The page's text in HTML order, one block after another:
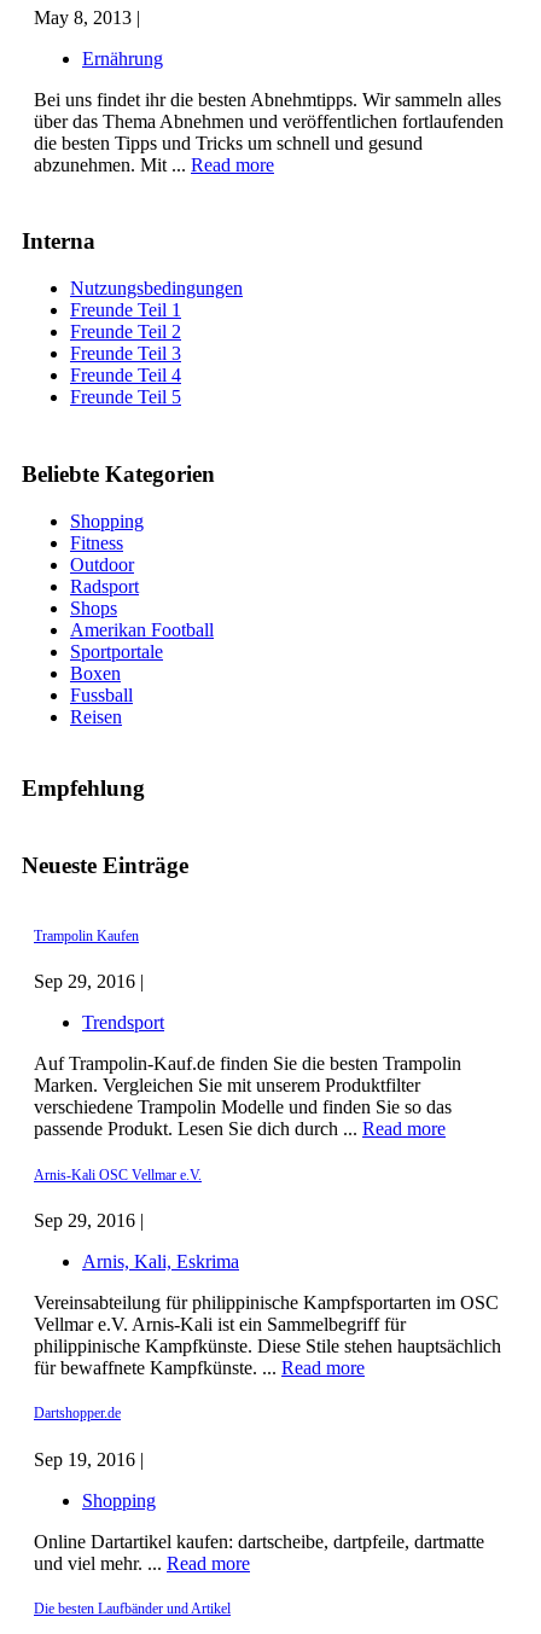
Beliebte Kategorien
Shopping
Fitness
Outdoor
Radsport
Shops
Amerikan Football
Sportportale
Boxen
Fussball
Reisen
Empfehlung
Neueste Einträge
Trampolin Kaufen
Sep 29, 2016 |
Trendsport
Auf Trampolin-Kauf.de finden Sie die besten Trampolin
Marken. Vergleichen Sie mit unserem Produktfilter
verschiedene Trampolin Modelle und finden Sie so das
passende Produkt. Lesen Sie dich durch ... Read more
Arnis-Kali OSC Vellmar e.V.
Sep 29, 2016 |
Arnis, Kali, Eskrima
Vereinsabteilung für philippinische Kampfsportarten im OSC
Vellmar e.V. Arnis-Kali ist ein Sammelbegriff für
philippinische Kampfkünste. Diese Stile stehen hauptsächlich
für bewaffnete Kampfkünste. ... Read more
Dartshopper.de
Sep 19, 2016 |
Shopping
Online Dartartikel kaufen: dartscheibe, dartpfeile, dartmatte
und viel mehr. ... Read more
Die besten Laufbänder und Artikel
May 8, 2013 |
Ernährung
Bei uns findet ihr die besten Abnehmtipps. Wir sammeln alles
über das Thema Abnehmen und veröffentlichen fortlaufenden
die besten Tipps und Tricks um schnell und gesund
abzunehmen. Mit ... Read more
Interna
Nutzungsbedingungen
Freunde Teil 1
Freunde Teil 2
Freunde Teil 3
Freunde Teil 4
Freunde Teil 5